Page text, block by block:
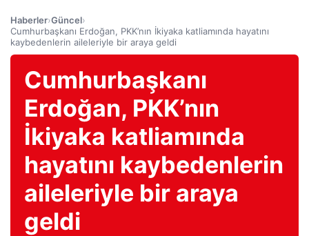
Haberler›Güncel›
Cumhurbaşkanı Erdoğan, PKK’nın İkiyaka katliamında hayatını
kaybedenlerin aileleriyle bir araya geldi
Cumhurbaşkanı
Erdoğan, PKK’nın
İkiyaka katliamında
hayatını kaybedenlerin
aileleriyle bir araya
geldi